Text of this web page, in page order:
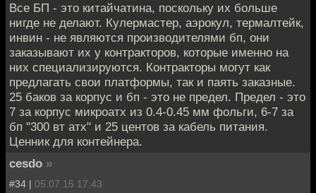
Все БП - это китайчатина, поскольку их больше
нигде не делают. Кулермастер, аэрокул, термалтейк,
инвин - не являются производителями бп, они
заказывают их у контракторов, которые именно на
них специализируются. Контракторы могут как
предлагать свои платформы, так и паять заказные.
25 баков за корпус и бп - это не предел. Предел - это
7 за корпус микроатх из 0.4-0.45 мм фольги, 6-7 за
бп "300 вт атх" и 25 центов за кабель питания.
Ценник для контейнера.
cesdo »
#34 | 05.07.15 17:43